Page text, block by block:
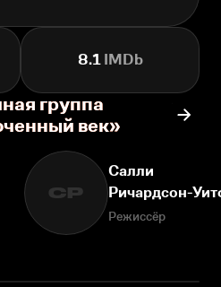
8.1IMDb
группа
век»
СР
Салли
Ричардсон-
Режиссёр